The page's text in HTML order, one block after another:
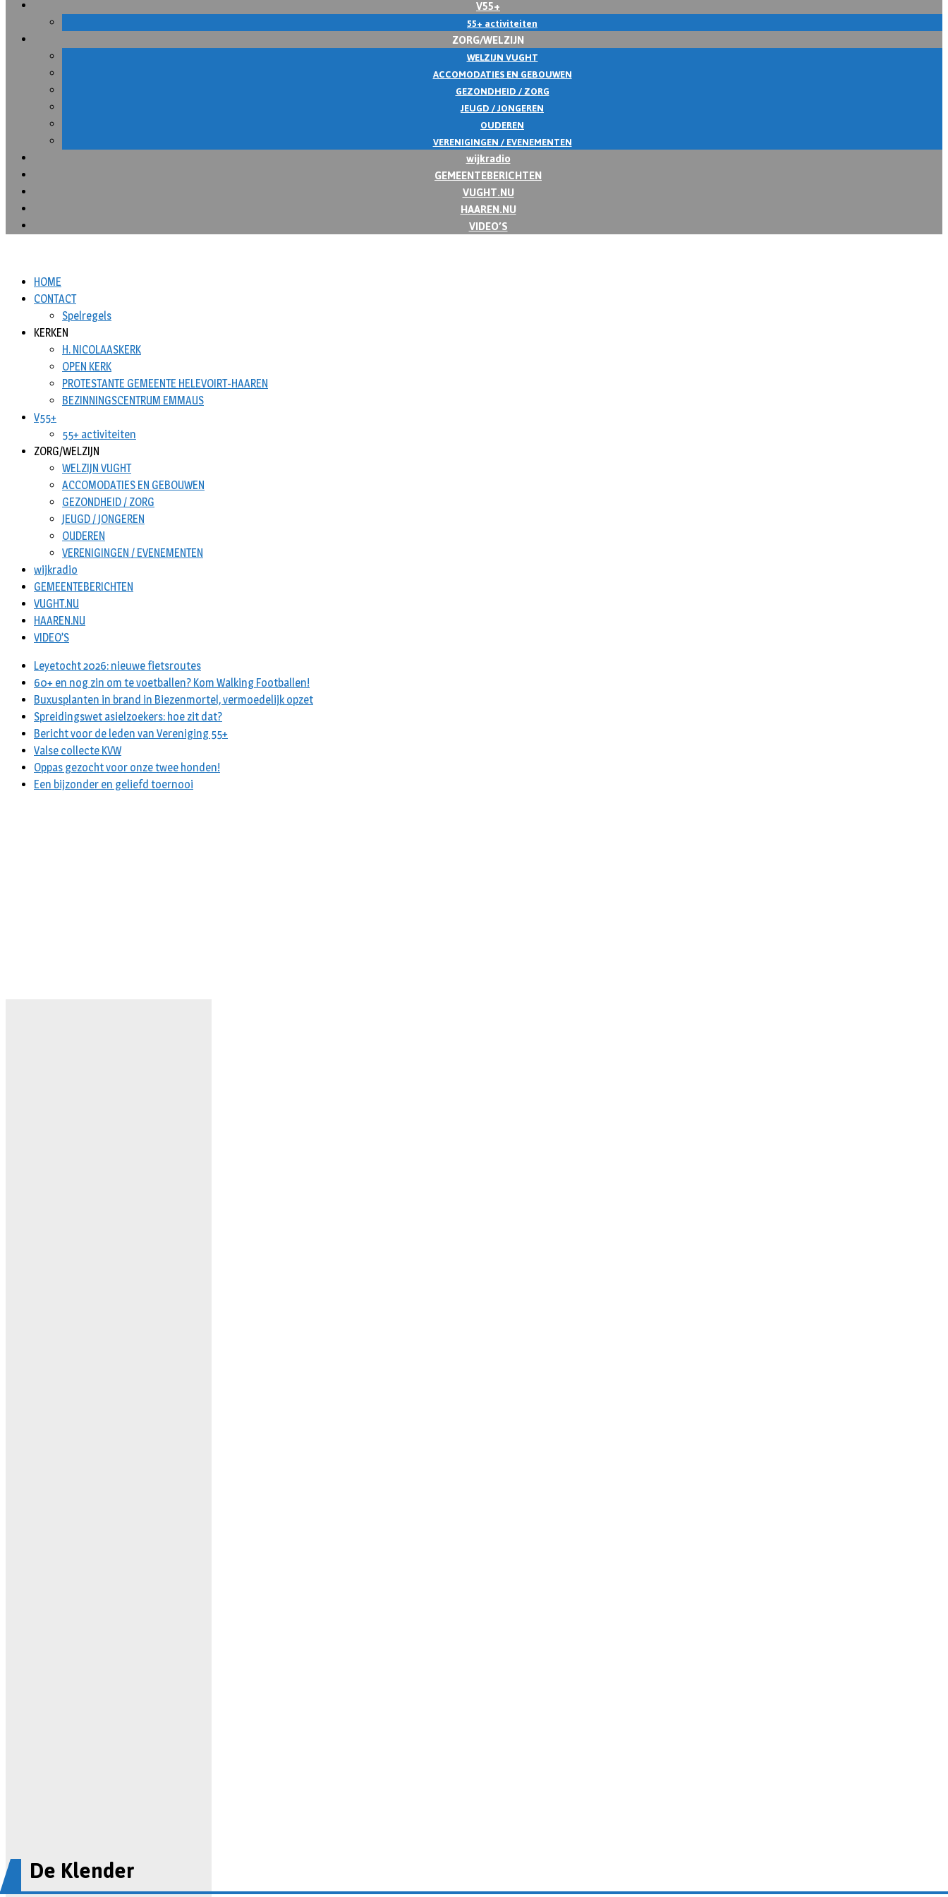
V55+
55+ activiteiten
ZORG/WELZIJN
WELZIJN VUGHT
ACCOMODATIES EN GEBOUWEN
GEZONDHEID / ZORG
JEUGD / JONGEREN
OUDEREN
VERENIGINGEN / EVENEMENTEN
wijkradio
GEMEENTEBERICHTEN
VUGHT.NU
HAAREN.NU
VIDEO’S
HOME
CONTACT
Spelregels
KERKEN
H. NICOLAASKERK
OPEN KERK
PROTESTANTE GEMEENTE HELEVOIRT-HAAREN
BEZINNINGSCENTRUM EMMAUS
V55+
55+ activiteiten
ZORG/WELZIJN
WELZIJN VUGHT
ACCOMODATIES EN GEBOUWEN
GEZONDHEID / ZORG
JEUGD / JONGEREN
OUDEREN
VERENIGINGEN / EVENEMENTEN
wijkradio
GEMEENTEBERICHTEN
VUGHT.NU
HAAREN.NU
VIDEO’S
Leyetocht 2026: nieuwe fietsroutes
60+ en nog zin om te voetballen? Kom Walking Footballen!
Buxusplanten in brand in Biezenmortel, vermoedelijk opzet
Spreidingswet asielzoekers: hoe zit dat?
Bericht voor de leden van Vereniging 55+
Valse collecte KVW
Oppas gezocht voor onze twee honden!
Een bijzonder en geliefd toernooi
De Klender